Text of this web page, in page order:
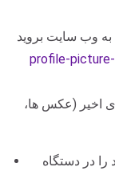
profile-
اخیر (عکس ها،
را در دستگاه